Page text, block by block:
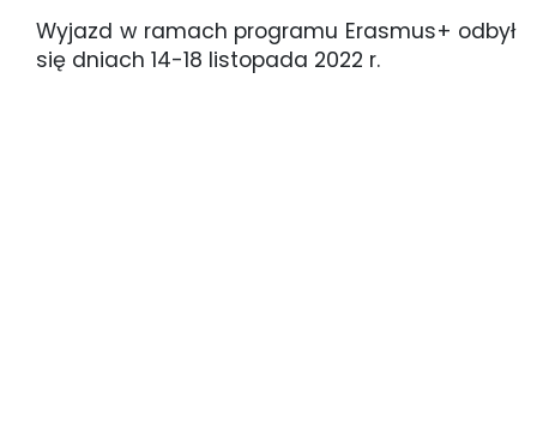
Wyjazd w ramach programu Erasmus+ odbył
się dniach 14-18 listopada 2022 r.